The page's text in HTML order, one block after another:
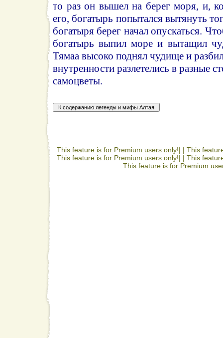
то раз он вышел на берег моря, и,
его, богатырь попытался вытянуть
богатыря берег начал опускаться.
богатырь выпил море и вытащил
Тямаа высоко поднял чудище и
внутренности разлетелись в разные
самоцветы.
This feature is for Premium users only!| | This
This feature is for Premium users only!| | This
This feature is for Premium